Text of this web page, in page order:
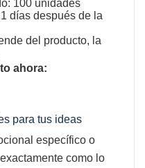
100 unidades
días después de la
del producto, la
ahora:
para tus ideas
específico o
como lo